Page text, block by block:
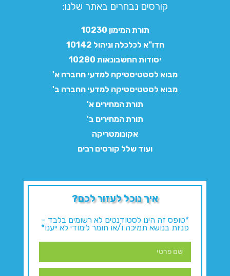
קורסים נבחרים באתר שלנו:​
תורת המימון 10230
חדו"א לכלכלה וניהול 10142
יסודות החשבונאות 10280
מבוא לסטטיסטיקה למדעי החברה א'
מבוא לסטטיסטיקה למדעי החברה ב'
תורת המחירים א'
תורת המחירים ב'
אקונומטריקה
ועוד שלל קורסים רבים
איך נוכל לעזור לכם?
*טופס זה הינו לסטודנטים לא רשומים בלבד –
פניות בנושא תמיכה ו/או חומר לימודי לא ייענו*